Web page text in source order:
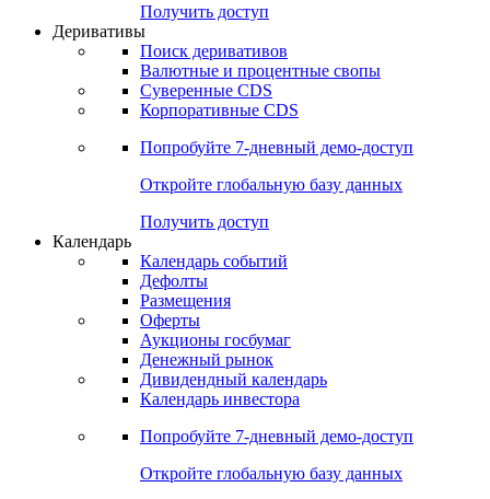
Получить доступ
Деривативы
Поиск деривативов
Валютные и процентные свопы
Суверенные CDS
Корпоративные CDS
Попробуйте 7-дневный демо-доступ
Откройте глобальную базу данных
Получить доступ
Календарь
Календарь событий
Дефолты
Размещения
Оферты
Аукционы госбумаг
Денежный рынок
Дивидендный календарь
Календарь инвестора
Попробуйте 7-дневный демо-доступ
Откройте глобальную базу данных